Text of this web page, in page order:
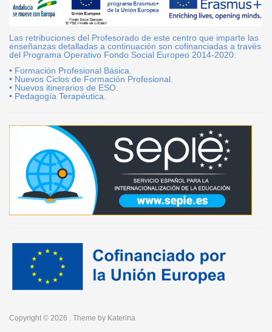
Las retribuciones del Profesorado de este centro que imparte las
enseñanzas detalladas a continuación son cofinanciadas a través
del Programa Operativo Fondo Social Europeo 2014-2020:
• Formación Profesional Básica.
• Nuevos Ciclos de Formación Profesional.
• Nuevos itinerarios de ESO.
• Pedagogía Terapéutica.
Copyright © 2026 . Theme by Katerina